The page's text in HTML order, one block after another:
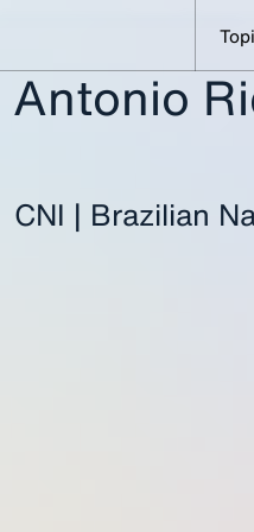
Alle Speaker
Antonio
CNI | Brazilian